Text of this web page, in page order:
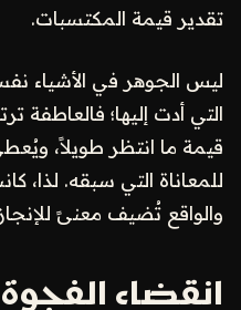
تقدير قيمة المكتسبات.
ليس الجوهر في الأشياء
التي أدت إليها؛ فالعاطفة
قيمة ما انتظر طويلاً،
للمعاناة التي سبقه. لذا،
والواقع تُضيف معنىً
انقضاء